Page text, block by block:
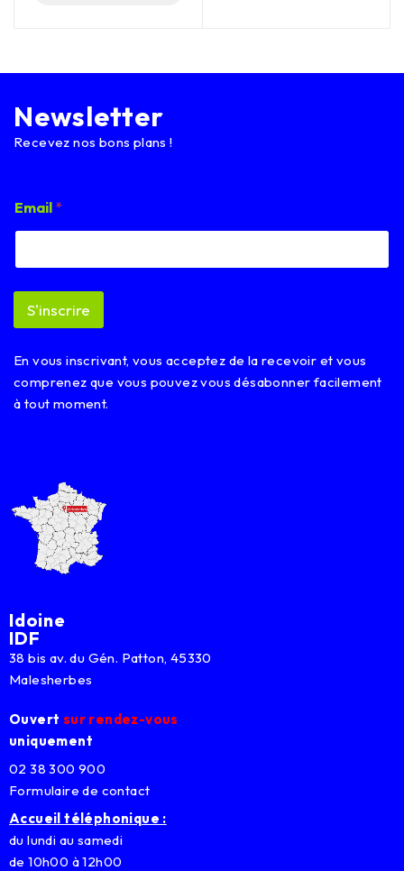
Newsletter
Recevez nos bons plans !
m
a
l
m
i
*
Email *
S'inscrire
En vous inscrivant, vous acceptez de la recevoir et vous
comprenez que vous pouvez vous désabonner facilement
à tout moment.
Idoine
IDF
38 bis av. du Gén. Patton, 45330
Malesherbes
Ouvert sur rendez-vous
uniquement
02 38 300 900
Formulaire de contact
Accueil téléphonique :
du lundi au samedi
de 10h00 à 12h00